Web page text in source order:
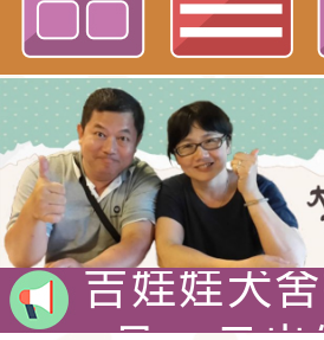
吉娃娃專
犬舍 。
吉娃娃犬
娃犬舍
4月30日出